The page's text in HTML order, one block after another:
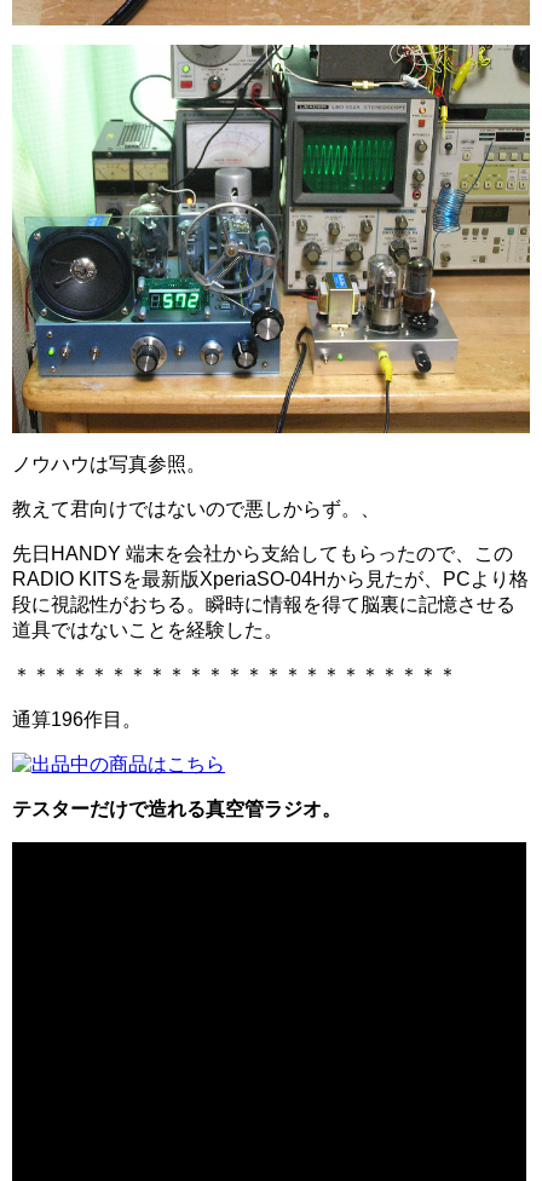
ノウハウは写真参照。
教えて君向けではないので悪しからず。、
先日HANDY 端末を会社から支給してもらったので、この
RADIO KITSを最新版XperiaSO-04Hから見たが、PCより格
段に視認性がおちる。瞬時に情報を得て脳裏に記憶させる
道具ではないことを経験した。
＊＊＊＊＊＊＊＊＊＊＊＊＊＊＊＊＊＊＊＊＊＊＊
通算196作目。
テスターだけで造れる真空管ラジオ。